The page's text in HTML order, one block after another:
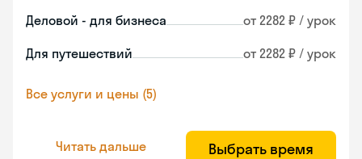
Деловой - для бизнеса от 2282 ₽ / урок
Для путешествий от 2282 ₽ / урок
Все услуги и цены (5)
Читать дальше Выбрать время